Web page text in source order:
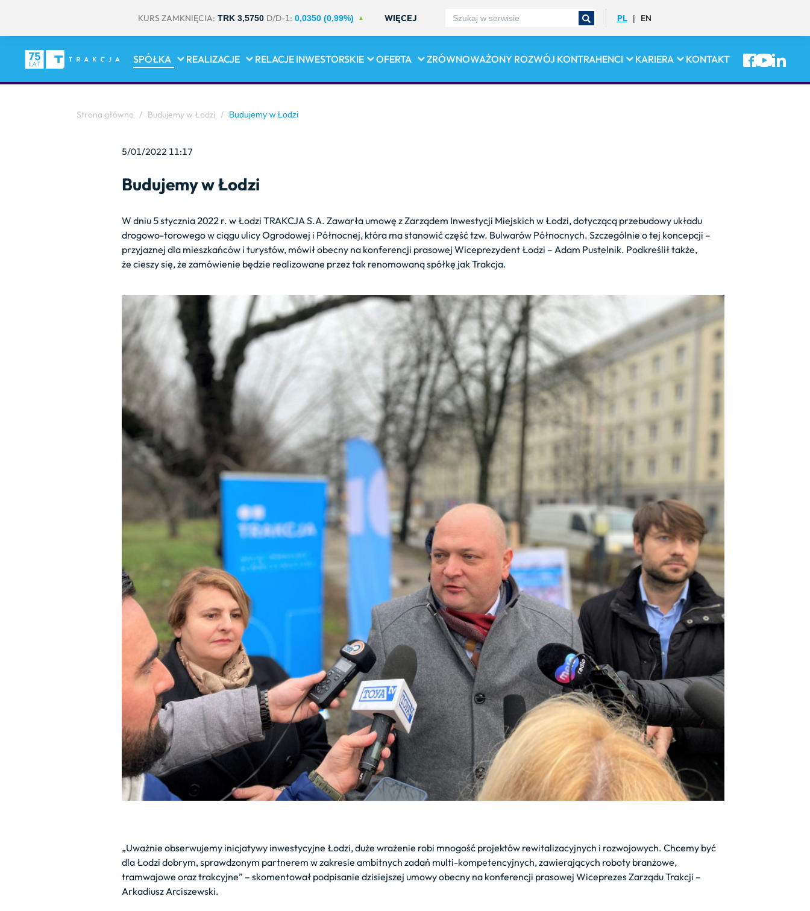
KURS ZAMKNIĘCIA: TRK 3,5750 D/D-1: 0,0350 (0,99%) WIĘCEJ PL | EN
SPÓŁKA REALIZACJE RELACJE INWESTORSKIE OFERTA ZRÓWNOWAŻONY ROZWÓJ KONTRAHENCI KARIERA KONTAKT
Strona główna / Budujemy w Łodzi / Budujemy w Łodzi
5/01/2022 11:17
Budujemy w Łodzi
W dniu 5 stycznia 2022 r. w Łodzi TRAKCJA S.A. Zawarła umowę z Zarządem Inwestycji Miejskich w Łodzi, dotyczącą przebudowy układu
drogowo-torowego w ciągu ulicy Ogrodowej i Północnej, która ma stanowić część tzw. Bulwarów Północnych. Szczególnie o tej koncepcji –
przyjaznej dla mieszkańców i turystów, mówił obecny na konferencji prasowej Wiceprezydent Łodzi – Adam Pustelnik. Podkreślił także,
że cieszy się, że zamówienie będzie realizowane przez tak renomowaną spółkę jak Trakcja.
„Uważnie obserwujemy inicjatywy inwestycyjne Łodzi, duże wrażenie robi mnogość projektów rewitalizacyjnych i rozwojowych. Chcemy być
dla Łodzi dobrym, sprawdzonym partnerem w zakresie ambitnych zadań multi-kompetencyjnych, zawierających roboty branżowe,
tramwajowe oraz trakcyjne” – skomentował podpisanie dzisiejszej umowy obecny na konferencji prasowej Wiceprezes Zarządu Trakcji –
Arkadiusz Arciszewski.